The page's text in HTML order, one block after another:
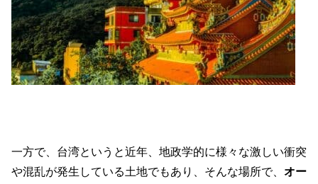
一方で、台湾というと近年、地政学的に様々な激しい衝突
や混乱が発生している土地でもあり、そんな場所で、 オー